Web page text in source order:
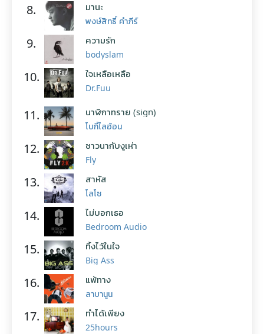
8. มานะ
พงษ์สิทธิ์ คำภีร์
9. ความรัก
bodyslam
10. ใจเหลือเหลือ
Dr.Fuu
11. นาฬิกาทราย (sign)
โบกี้ไลอ้อน
12. ชาวนากับงูเห่า
Fly
13. สาหัส
โลโซ
14. ไม่บอกเธอ
Bedroom Audio
15. ทิ้งไว้ในใจ
Big Ass
16. แพ้ทาง
ลาบานูน
17. ทำได้เพียง
25hours